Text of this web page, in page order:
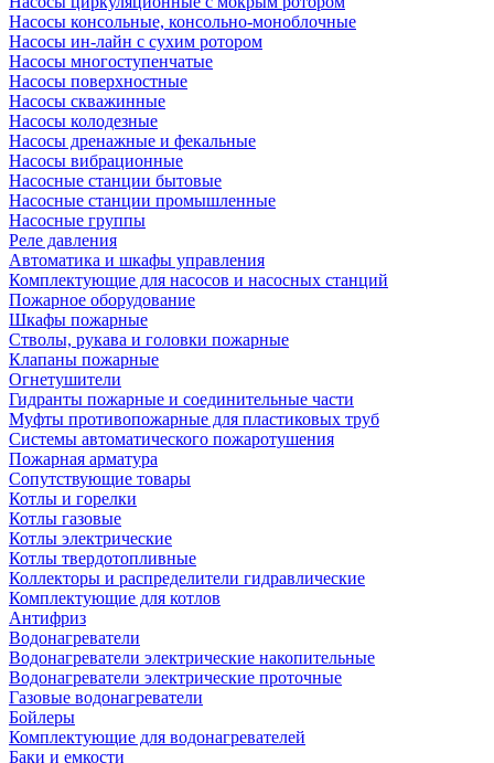
Насосы консольные, консольно-моноблочные
Насосы ин-лайн с сухим ротором
Насосы многоступенчатые
Насосы поверхностные
Насосы скважинные
Насосы колодезные
Насосы дренажные и фекальные
Насосы вибрационные
Насосные станции бытовые
Насосные станции промышленные
Насосные группы
Реле давления
Автоматика и шкафы управления
Комплектующие для насосов и насосных станций
Пожарное оборудование
Шкафы пожарные
Стволы, рукава и головки пожарные
Клапаны пожарные
Огнетушители
Гидранты пожарные и соединительные части
Муфты противопожарные для пластиковых труб
Системы автоматического пожаротушения
Пожарная арматура
Сопутствующие товары
Котлы и горелки
Котлы газовые
Котлы электрические
Котлы твердотопливные
Коллекторы и распределители гидравлические
Комплектующие для котлов
Антифриз
Водонагреватели
Водонагреватели электрические накопительные
Водонагреватели электрические проточные
Газовые водонагреватели
Бойлеры
Комплектующие для водонагревателей
Баки и емкости